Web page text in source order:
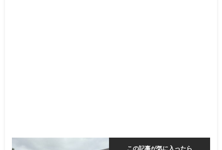
この記事が気に入ったら